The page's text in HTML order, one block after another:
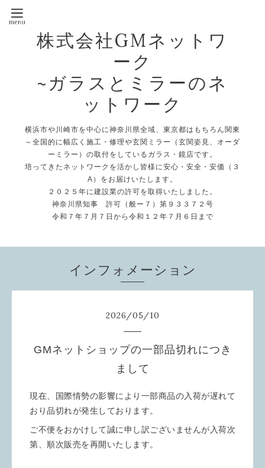
株式会社GMネットワ
ーク
~ガラスとミラーのネ
ットワーク
横浜市や川崎市を中心に神奈川県全域、東京都はもちろん関東
～全国的に幅広く施工・修理や玄関ミラー（玄関姿見、オーダ
ーミラー）の取付をしているガラス・鏡店です。
培ってきたネットワークを活かし皆様に安心・安全・安価（３
A）をお届けいたします。
２０２５年に建設業の許可を取得いたしました。
神奈川県知事 許可（般ー７）第９３３７２号
令和７年７月７日から令和１２年７月６日まで
インフォメーション
2026/05/10
GMネットショップの一部品切れにつき
まして
現在、国際情勢の影響により一部商品の入荷が遅れて
おり品切れが発生しております。
ご不便をおかけして誠に申し訳ございませんが入荷次
第、順次販売を再開いたします。